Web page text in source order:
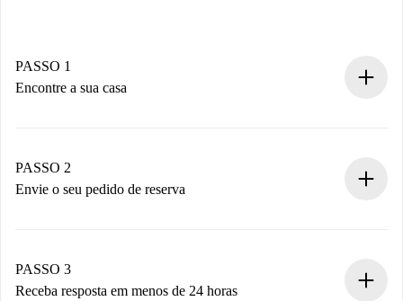
PASSO 1
Encontre a sua casa
Você tem todas as informações necessárias
antecipadamente.
PASSO 2
Envie o seu pedido de reserva
Não cobramos nada até que o proprietário confirme.
PASSO 3
Receba resposta em menos de 24 horas